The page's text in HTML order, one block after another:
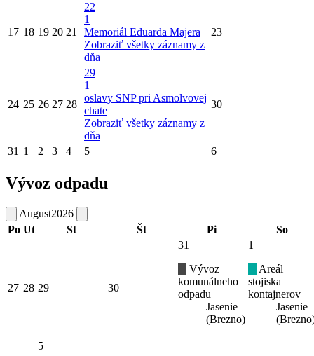
17 18 19 20 21
22
1
Memoriál Eduarda Majera
Zobraziť všetky záznamy z
dňa
23
24 25 26 27 28
29
1
oslavy SNP pri Asmolvovej
chate
Zobraziť všetky záznamy z
dňa
30
31 1 2 3 4 5 6
Vývoz odpadu
August2026
Po Ut St Št Pi So
27 28 29 30
31
Vývoz
komunálneho
odpadu
Jasenie
(Brezno)
1
Areál
stojiska
kontajnerov
Jasenie
5